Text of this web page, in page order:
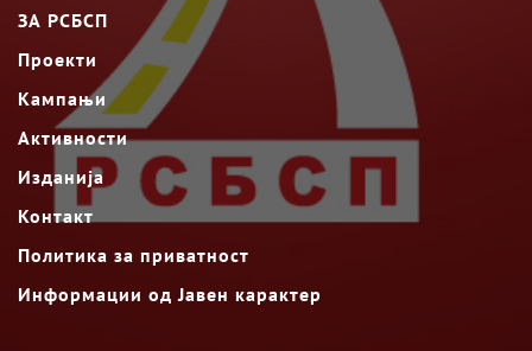
ЗА РСБСП
Проекти
Кампањи
Активности
Изданија
Контакт
Политика за приватност
Информации од Јавен карактер